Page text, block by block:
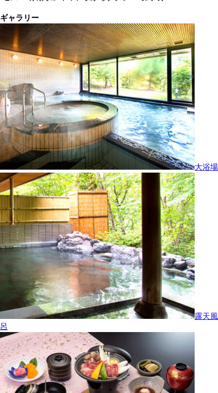
ギャラリー
大浴場
露天風
呂